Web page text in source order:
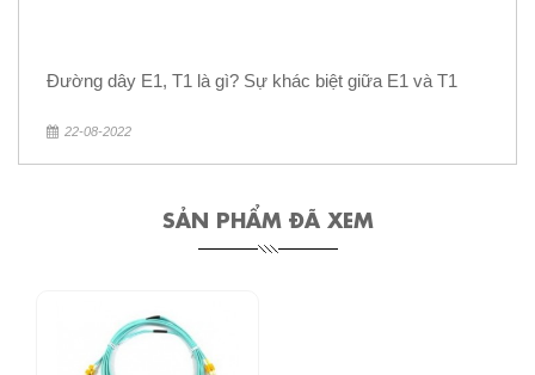
Đường dây E1, T1 là gì? Sự khác biệt giữa E1 và T1
22-08-2022
SẢN PHẨM ĐÃ XEM